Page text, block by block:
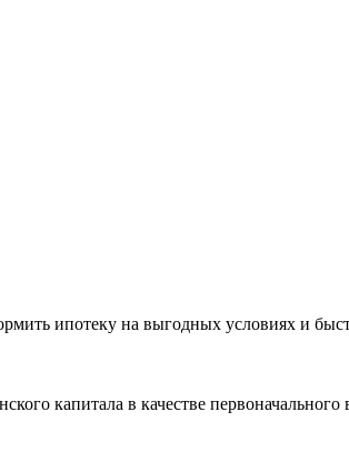
ипотеку на выгодных условиях и
капитала в качестве первоначального